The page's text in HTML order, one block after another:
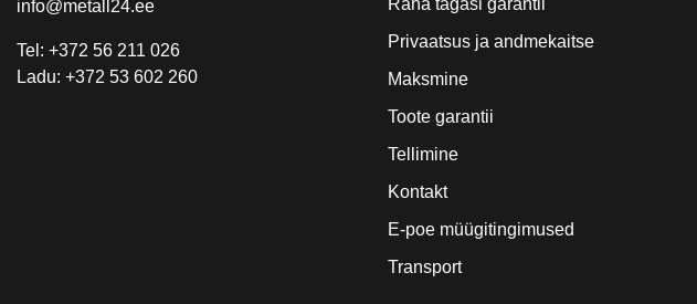
info@metall24.ee
Tel: +372 56 211 026
Ladu: +372 53 602 260
Raha tagasi garantii
Privaatsus ja andmekaitse
Maksmine
Toote garantii
Tellimine
Kontakt
E-poe müügitingimused
Transport